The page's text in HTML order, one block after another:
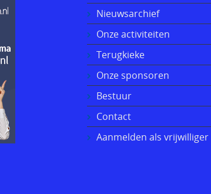
Nieuwsarchief
Onze activiteiten
Terugkieke
Onze sponsoren
Bestuur
Contact
Aanmelden als vrijwilliger